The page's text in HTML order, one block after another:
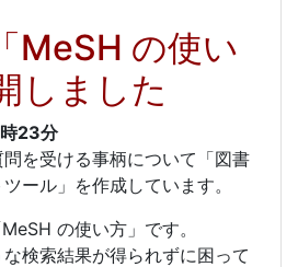
MeSH の使い
しました
23分
を受ける事柄について「図書
ール」を作成しています。
の使い方」です。
検索結果が得られずに困って